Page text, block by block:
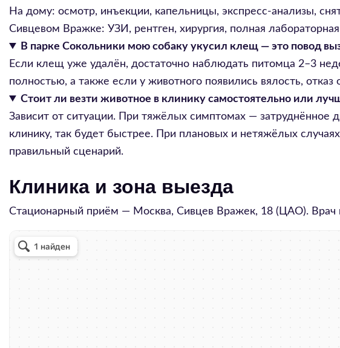
На дому: осмотр, инъекции, капельницы, экспресс-анализы,
Сивцевом Вражке: УЗИ, рентген, хирургия, полная
В парке Сокольники мою собаку укусил клещ — это повод
Если клещ уже удалён, достаточно наблюдать питомца 2–3
полностью, а также если у животного появились вялость,
Стоит ли везти животное в клинику самостоятельно или
Зависит от ситуации. При тяжёлых симптомах — затруднённое
клинику, так будет быстрее. При плановых и нетяжёлых
правильный сценарий.
Клиника и зона выезда
Стационарный приём — Москва, Сивцев Вражек, 18 (ЦАО). Врач